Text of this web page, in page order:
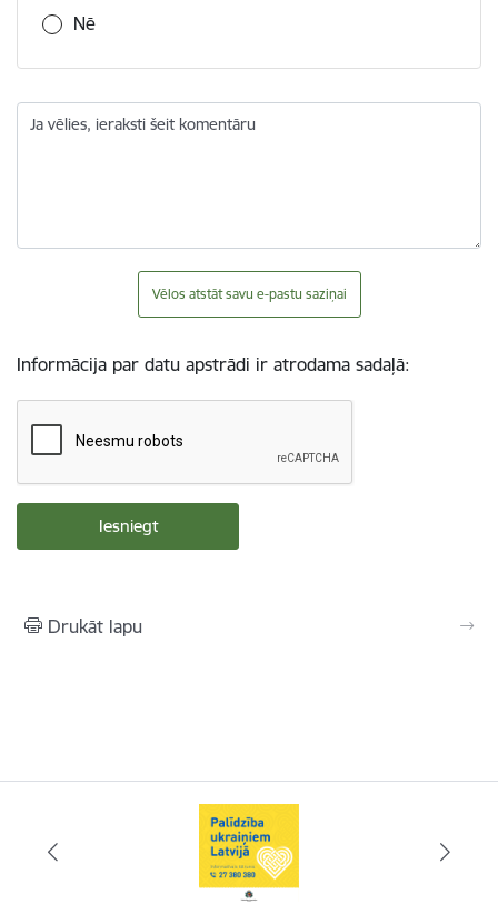
Nē
Ja vēlies, ieraksti šeit komentāru
Vēlos atstāt savu e-pastu saziņai
Informācija par datu apstrādi ir atrodama sadaļā:
Drukāt lapu